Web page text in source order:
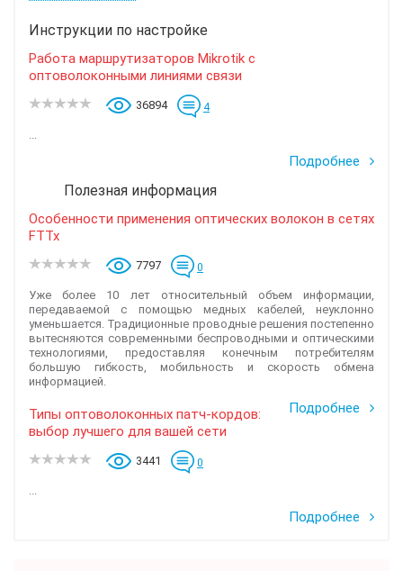
Инструкции по настройке
Работа маршрутизаторов Mikrotik с
оптоволоконными линиями связи
36894 4
...
Подробнее
Полезная информация
Особенности применения оптических волокон в сетях
FTTx
7797 0
Уже более 10 лет относительный объем информации,
передаваемой с помощью медных кабелей, неуклонно
уменьшается. Традиционные проводные решения постепенно
вытесняются современными беспроводными и оптическими
технологиями, предоставляя конечным потребителям
большую гибкость, мобильность и скорость обмена
информацией.
Подробнее
Типы оптоволоконных патч-кордов:
выбор лучшего для вашей сети
3441 0
...
Подробнее